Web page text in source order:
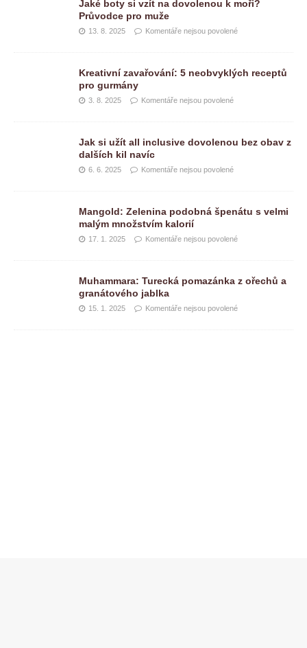
Jaké boty si vzít na dovolenou k moři?
Průvodce pro muže
13. 8. 2025 Komentáře nejsou povolené
Kreativní zavařování: 5 neobvyklých receptů
pro gurmány
3. 8. 2025 Komentáře nejsou povolené
Jak si užít all inclusive dovolenou bez obav z
dalších kil navíc
6. 6. 2025 Komentáře nejsou povolené
Mangold: Zelenina podobná špenátu s velmi
malým množstvím kalorií
17. 1. 2025 Komentáře nejsou povolené
Muhammara: Turecká pomazánka z ořechů a
granátového jablka
15. 1. 2025 Komentáře nejsou povolené